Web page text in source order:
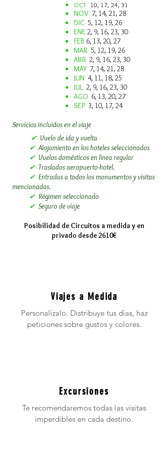
OCT 10, 17, 24, 31
NOV 7, 14, 21, 28
DIC 5, 12, 19, 26
ENE2, 9, 16, 23, 30
FEB 6, 13, 20, 27
MAR 5, 12, 19, 26
ABR 2, 9, 16, 23, 30
MAY 7, 14, 21, 28
JUN 4, 11, 18, 25
JUL 2, 9, 16, 23, 30
AGO 6, 13, 20, 27
SEP 3, 10, 17, 24
Servicios incluidos en el viaje​
✔ Vuelo de ida y vuelta
✔ Alojamiento en los hoteles seleccionados
✔ Vuelos domésticos en línea regular
✔ Traslados aeropuerto-hotel.
✔ Entradas a todos los monumentos y visitas
mencionadas.
✔ Régimen seleccionado
✔ Seguro de viaje
Posibilidad de Circuitos a medida y en
privado desde 2610€
Viajes a Medida
Personalízalo. Distribuye tus días, haz
peticiones sobre gustos y colores.
Excursiones
Te recomendaremos todas las visitas
imperdibles en cada destino.